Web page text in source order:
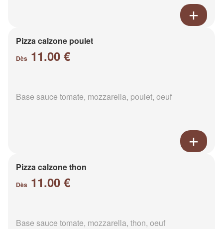
Pizza calzone poulet
Dès 11.00 €
Base sauce tomate, mozzarella, poulet, oeuf
Pizza calzone thon
Dès 11.00 €
Base sauce tomate, mozzarella, thon, oeuf